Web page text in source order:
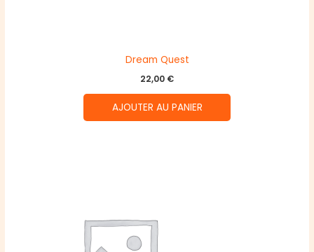
Dream Quest
22,00 €
AJOUTER AU PANIER